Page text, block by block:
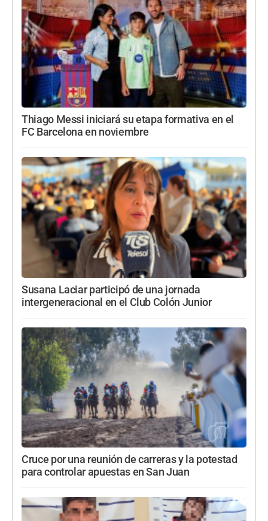
Thiago Messi iniciará su etapa formativa en el
FC Barcelona en noviembre
Susana Laciar participó de una jornada
intergeneracional en el Club Colón Junior
Cruce por una reunión de carreras y la potestad
para controlar apuestas en San Juan